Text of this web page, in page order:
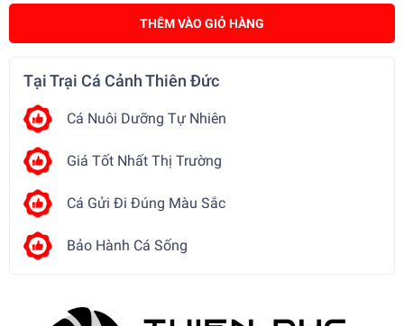
THÊM VÀO GIỎ HÀNG
Tại Trại Cá Cảnh Thiên Đức
Cá Nuôi Dưỡng Tự Nhiên
Giá Tốt Nhất Thị Trường
Cá Gửi Đi Đúng Màu Sắc
Bảo Hành Cá Sống